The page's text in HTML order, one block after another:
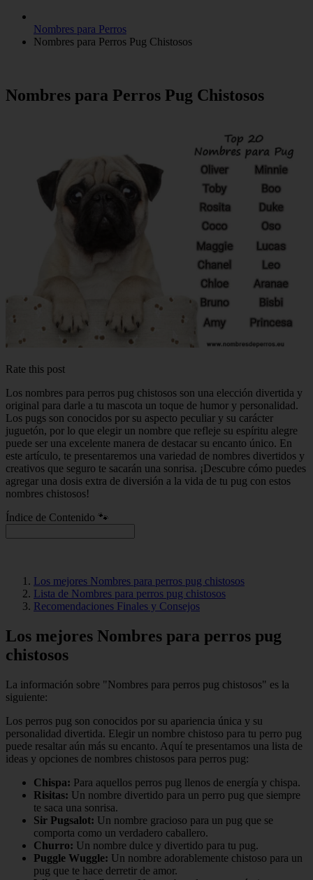
Nombres para Perros
Nombres para Perros Pug Chistosos
Nombres para Perros Pug Chistosos
Rate this post
Los nombres para perros pug chistosos son una elección divertida y
original para darle a tu mascota un toque de humor y personalidad.
Los pugs son conocidos por su aspecto peculiar y su carácter
juguetón, por lo que elegir un nombre que refleje su espíritu alegre
puede ser una excelente manera de destacar su encanto único. En
este artículo, te presentaremos una variedad de nombres divertidos y
creativos que seguro te sacarán una sonrisa. ¡Descubre cómo puedes
agregar una dosis extra de diversión a la vida de tu pug con estos
nombres chistosos!
Índice de Contenido 🐾
Los mejores Nombres para perros pug chistosos
Lista de Nombres para perros pug chistosos
Recomendaciones Finales y Consejos
Los mejores Nombres para perros pug
chistosos
La información sobre "Nombres para perros pug chistosos" es la
siguiente:
Los perros pug son conocidos por su apariencia única y su
personalidad divertida. Elegir un nombre chistoso para tu perro pug
puede resaltar aún más su encanto. Aquí te presentamos una lista de
ideas y opciones de nombres chistosos para perros pug:
Chispa: Para aquellos perros pug llenos de energía y chispa.
Risitas: Un nombre divertido para un perro pug que siempre
te saca una sonrisa.
Sir Pugsalot: Un nombre gracioso para un pug que se
comporta como un verdadero caballero.
Churro: Un nombre dulce y divertido para tu pug.
Puggle Wuggle: Un nombre adorablemente chistoso para un
pug que te hace derretir de amor.